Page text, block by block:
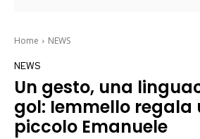
Home NEWS
NEWS
Un gesto, una
gol: Iemmello regala
piccolo Emanuele